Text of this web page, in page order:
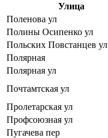
Улица
Поленова ул
Полины Осипенко ул
Польских Повстанцев ул
Полярная
Полярная ул
Почтамтская ул
Пролетарская ул
Профсоюзная ул
Пугачева пер